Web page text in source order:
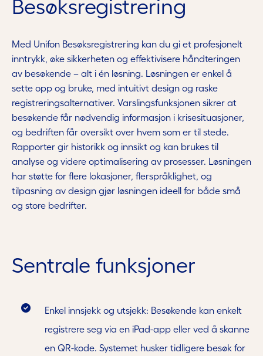
Besøksregistrering
Med Unifon Besøksregistrering kan du gi et profesjonelt
inntrykk, øke sikkerheten og effektivisere håndteringen
av besøkende – alt i én løsning. Løsningen er enkel å
sette opp og bruke, med intuitivt design og raske
registreringsalternativer. Varslingsfunksjonen sikrer at
besøkende får nødvendig informasjon i krisesituasjoner,
og bedriften får oversikt over hvem som er til stede.
Rapporter gir historikk og innsikt og kan brukes til
analyse og videre optimalisering av prosesser. Løsningen
har støtte for flere lokasjoner, flerspråklighet, og
tilpasning av design gjør løsningen ideell for både små
og store bedrifter.
Sentrale funksjoner
Enkel innsjekk og utsjekk: Besøkende kan enkelt
registrere seg via en iPad-app eller ved å skanne
en QR-kode. Systemet husker tidligere besøk for